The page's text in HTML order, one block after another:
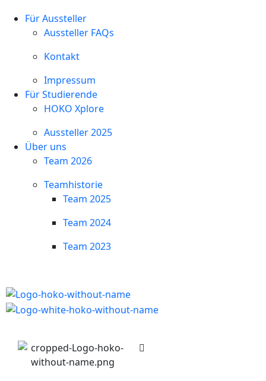
Für Aussteller
Aussteller FAQs
Kontakt
Impressum
Für Studierende
HOKO Xplore
Aussteller 2025
Über uns
Team 2026
Teamhistorie
Team 2025
Team 2024
Team 2023